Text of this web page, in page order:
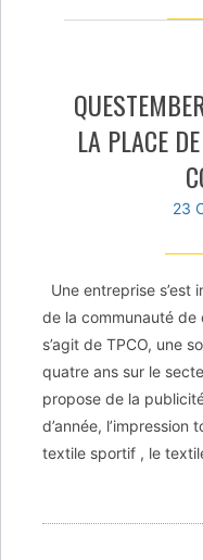
LA PLACE
23
Une entreprise s’est
de la communauté de
s’agit de TPCO, une
quatre ans sur le
propose de la
d’année,
textile sportif , le